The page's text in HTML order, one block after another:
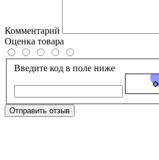
Комментарий
Оценка товара
Введите код в поле ниже
Отправить отзыв